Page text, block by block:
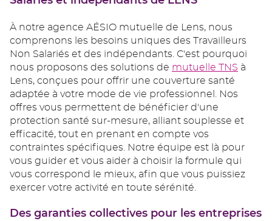
À notre agence AÉSIO mutuelle de Lens, nous
comprenons les besoins uniques des Travailleurs
Non Salariés et des indépendants. C'est pourquoi
nous proposons des solutions de mutuelle TNS à
Lens, conçues pour offrir une couverture santé
adaptée à votre mode de vie professionnel. Nos
offres vous permettent de bénéficier d'une
protection santé sur-mesure, alliant souplesse et
efficacité, tout en prenant en compte vos
contraintes spécifiques. Notre équipe est là pour
vous guider et vous aider à choisir la formule qui
vous correspond le mieux, afin que vous puissiez
exercer votre activité en toute sérénité.
Des garanties collectives pour les entreprises